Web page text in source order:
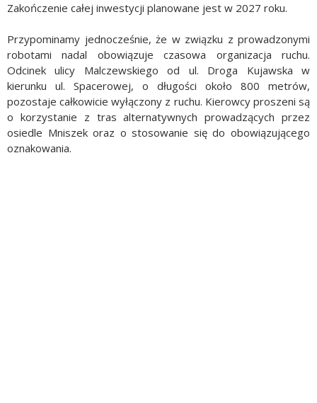
Zakończenie całej inwestycji planowane jest w 2027 roku.
Przypominamy jednocześnie, że w związku z prowadzonymi
robotami nadal obowiązuje czasowa organizacja ruchu.
Odcinek ulicy Malczewskiego od ul. Droga Kujawska w
kierunku ul. Spacerowej, o długości około 800 metrów,
pozostaje całkowicie wyłączony z ruchu. Kierowcy proszeni są
o korzystanie z tras alternatywnych prowadzących przez
osiedle Mniszek oraz o stosowanie się do obowiązującego
oznakowania.